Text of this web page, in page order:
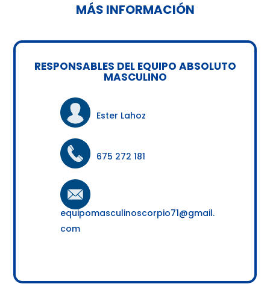
MÁS INFORMACIÓN
RESPONSABLES DEL EQUIPO ABSOLUTO
MASCULINO
Ester Lahoz
675 272 181
equipomasculinoscorpio71@gmail.
com